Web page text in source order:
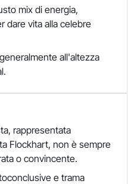
mix di energia,
dare vita alla celebre
all'altezza
rappresentata
Flockhart, non è sempre
o convincente.
e trama